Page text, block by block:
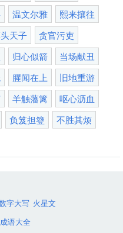
温文尔雅
熙来攘往
天子
贪官污吏
归心似箭
当场献丑
腥闻在上
旧地重游
羊触藩篱
呕心沥血
负笈担簦
不胜其烦
字大写 火星文
成语大全